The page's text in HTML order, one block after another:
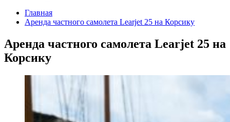
Главная
Аренда частного самолета Learjet 25 на Корсику
Аренда частного самолета Learjet 25 на
Корсику